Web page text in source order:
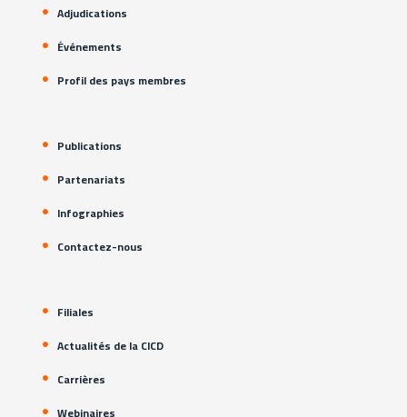
Adjudications
Événements
Profil des pays membres
Publications
Partenariats
Infographies
Contactez-nous
Filiales
Actualités de la CICD
Carrières